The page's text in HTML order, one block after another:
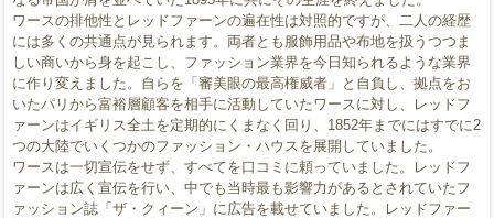
ワースの排他性とレッドファーンの遍在性は対照的ですが、二人の経歴
には多くの共通点が見られます。両者とも服飾用品や布地を扱うつつま
しい商いから身を起こし、ファッション業界を今日知られるような業界
に作り変えました。自らを「審美眼の最高権威者」と自負し、拠点をお
いたパリから富裕層顧客を相手に活動していたワースに対し、レッドフ
ァーンはイギリス全土を定期的にくまなく回り、1852年までにはすでに2
つの大陸でいくつかのファッション・ハウスを展開していました。
ワースは一切宣伝をせず、すべてを口コミに頼っていました。レッドフ
ァーンは広く宣伝を行い、中でも当時最も影響力があるとされていたフ
ァッション誌「ザ・クィーン」に広告を載せていました。レッドファー